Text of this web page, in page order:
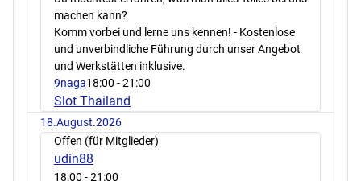
machen kann?
Komm vorbei und lerne uns kennen! - Kostenlose
und unverbindliche Führung durch unser Angebot
und Werkstätten inklusive.
9naga18:00 - 21:00
Slot Thailand
18.August.2026
Offen (für Mitglieder)
udin88
18:00 - 21:00